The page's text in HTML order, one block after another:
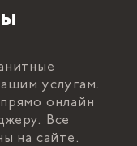
услугам.
онлайн
Все
на сайте.